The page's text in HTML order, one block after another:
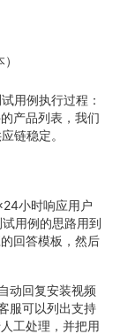
用例执行过程：
产品列表，我们
链稳定。
小时响应用户
用例的思路用到
回答模板，然后
动回复安装视频
服可以列出支持
工处理，并把用